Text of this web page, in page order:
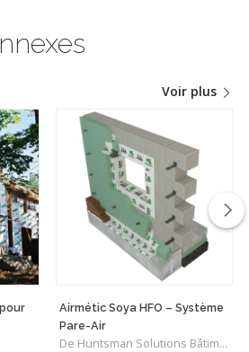
Voir plus
Airmétic Soya HFO – Système
Pare-Air
De Huntsman Solutions Bâtiments